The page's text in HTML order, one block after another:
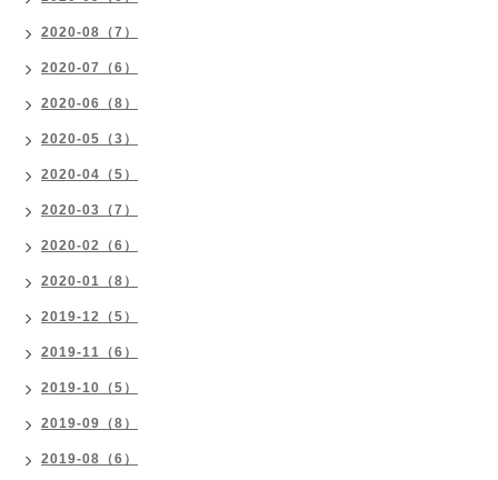
2020-08（7）
2020-07（6）
2020-06（8）
2020-05（3）
2020-04（5）
2020-03（7）
2020-02（6）
2020-01（8）
2019-12（5）
2019-11（6）
2019-10（5）
2019-09（8）
2019-08（6）